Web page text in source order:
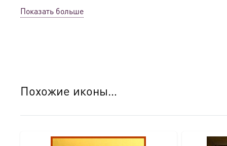
● Детали изготовления:
● Краски: Стойкие минеральные.
● Отделка: Ручное нанесение опуши, лаковое покрытие.
Для кого этот образ?
Показать больше
Похожие иконы…